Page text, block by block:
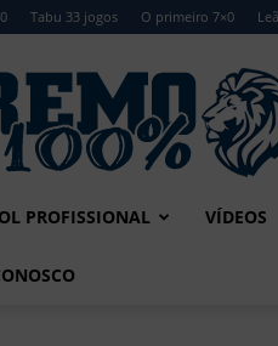
Tabu 33 jogos O primeiro 7×0
Remo
PROFISSIONAL VÍDEOS